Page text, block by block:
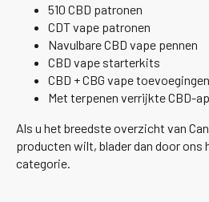
510 CBD patronen
CDT vape patronen
Navulbare CBD vape pennen
CBD vape starterkits
CBD + CBG vape toevoegingen
Met terpenen verrijkte CBD-
Als u het breedste overzicht van
producten wilt, blader dan door ons
categorie.